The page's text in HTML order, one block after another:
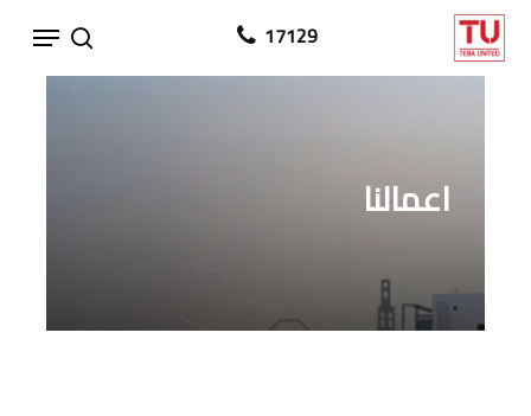
Skip
17129
search
Menu
اعمالنا